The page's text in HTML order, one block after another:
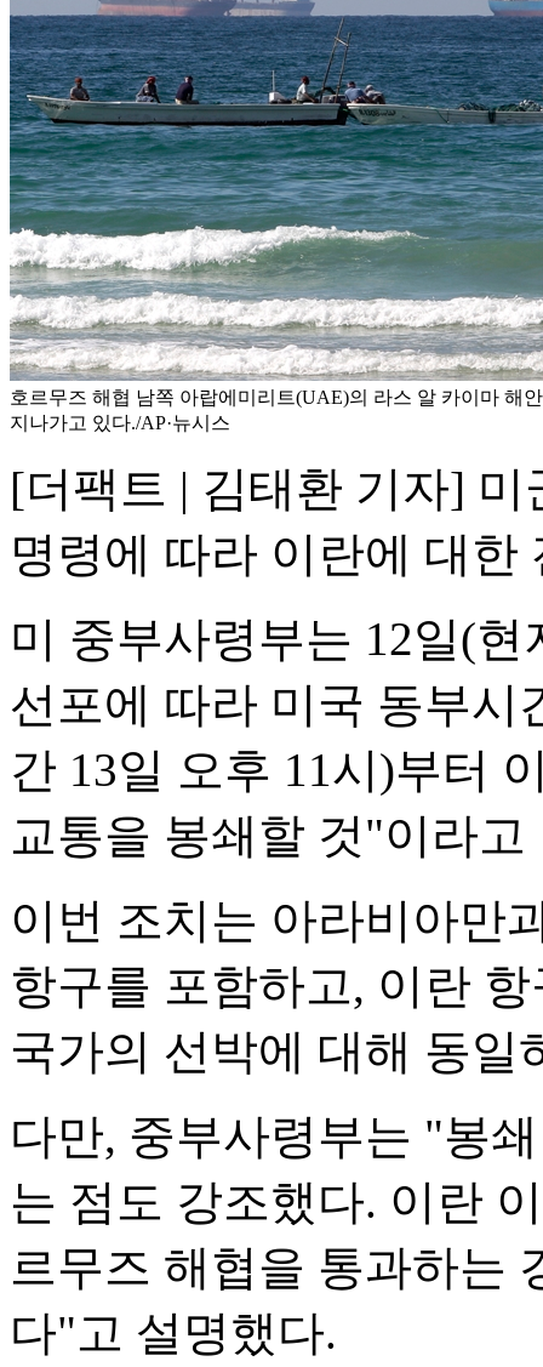
호르무즈 해협 남쪽 아랍에미리트(UAE)의 라스 알 카이마 해
지나가고 있다./AP·뉴시스
[더팩트 | 김태환 기자]
명령에 따라 이란에 대한
미 중부사령부는 12일(
선포에 따라 미국 동부시
간 13일 오후 11시)부터
교통을 봉쇄할 것"이라고
이번 조치는 아라비아만
항구를 포함하고, 이란
국가의 선박에 대해 동일
다만, 중부사령부는 "봉
는 점도 강조했다. 이란
르무즈 해협을 통과하는
다"고 설명했다.